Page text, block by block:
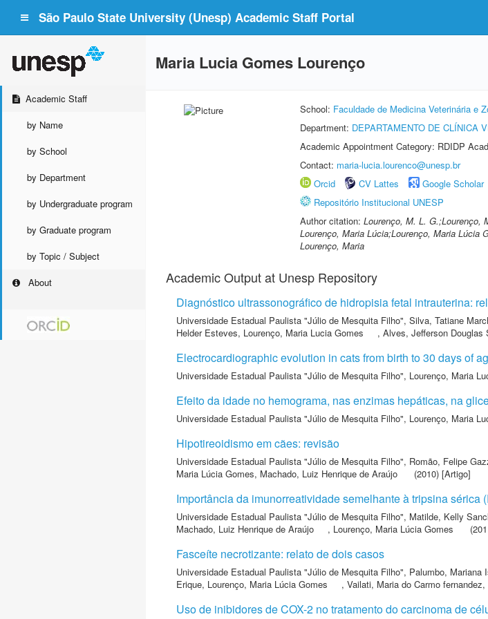
São Paulo State University (Unesp) Academic Staff Portal
Academic Staff
by Name
by School
by Department
by Undergraduate program
by Graduate program
by Topic / Subject
About
Maria Lucia Gomes Lourenço
School: Faculdade de Medicina Veterinária e
Department: DEPARTAMENTO DE CLÍNICA
Academic Appointment Category: RDIDP
Contact: maria-lucia.lourenco@unesp.br
Orcid
CV Lattes Google Scholar
Repositório Institucional UNESP
Author citation: Lourenço, M. L. G.;Lourenço,
Lourenço, Maria Lúcia;Lourenço, Maria Lúcia
Lourenço, Maria
Academic Output at Unesp Repository
Diagnóstico ultrassonográfico de hidropisia fetal intrauterina:
Universidade Estadual Paulista "Júlio de Mesquita Filho", Silva, Tatiane
Helder Esteves, Lourenço, Maria Lucia Gomes , Alves, Jefferson Douglas
Electrocardiographic evolution in cats from birth to 30 days of
Universidade Estadual Paulista "Júlio de Mesquita Filho", Lourenço, Maria
Efeito da idade no hemograma, nas enzimas hepáticas, na
Universidade Estadual Paulista "Júlio de Mesquita Filho", Lourenço, Maria
Hipotireoidismo em cães: revisão
Universidade Estadual Paulista "Júlio de Mesquita Filho", Romão, Felipe
Maria Lúcia Gomes, Machado, Luiz Henrique de Araújo (2010) [Artigo]
Importância da imunorreatividade semelhante à tripsina
Universidade Estadual Paulista "Júlio de Mesquita Filho", Matilde, Kelly
Machado, Luiz Henrique de Araújo
, Lourenço, Maria Lúcia Gomes
Fasceíte necrotizante: relato de dois casos
Universidade Estadual Paulista "Júlio de Mesquita Filho", Palumbo, Mariana
Erique, Lourenço, Maria Lúcia Gomes , Vailati, Maria do Carmo fernandez,
Uso de inibidores de COX-2 no tratamento do carcinoma de